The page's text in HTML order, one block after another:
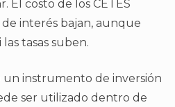
El costo de los CETES
de interés bajan, aunque
tasas suben.
un instrumento de inversión
ser utilizado dentro de